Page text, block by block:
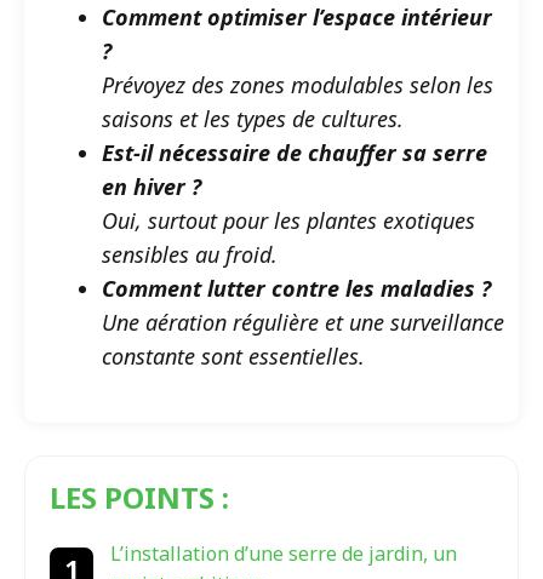
Comment optimiser l’espace intérieur
?
Prévoyez des zones modulables selon les
saisons et les types de cultures.
Est-il nécessaire de chauffer sa serre
en hiver ?
Oui, surtout pour les plantes exotiques
sensibles au froid.
Comment lutter contre les maladies ?
Une aération régulière et une surveillance
constante sont essentielles.
LES POINTS :
L’installation d’une serre de jardin, un